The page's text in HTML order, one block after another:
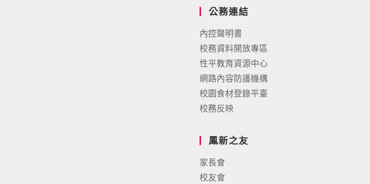
公務連結
內控聲明書
校務資料開放專區
性平教育資源中心
網路內容防護機構
校園食材登錄平臺
校務反映
鳳新之友
家長會
校友會